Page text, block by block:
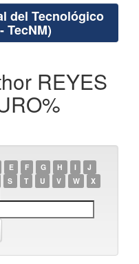
del Tecnológico
TecNM)
REYES
E F G H I
J
S T U V W
X